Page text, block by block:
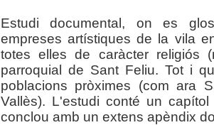
Estudi documental, on es
empreses artístiques de la vila
totes elles de caràcter religiós
parroquial de Sant Feliu. Tot i
poblacions pròximes (com ara
Vallès). L'estudi conté un
conclou amb un extens apèndix